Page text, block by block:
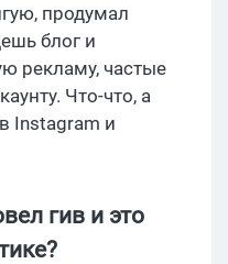
продумал
блог и
рекламу, частые
Что-что, а
Instagram и
гив и это